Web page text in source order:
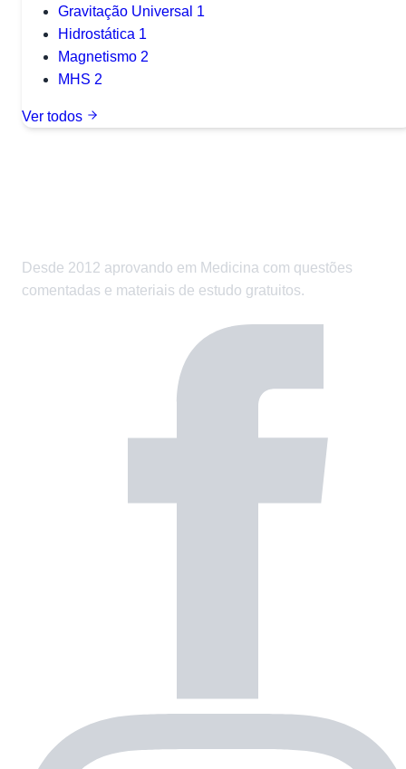
Gravitação Universal 1
Hidrostática 1
Magnetismo 2
MHS 2
Ver todos
Desde 2012 aprovando em Medicina com questões
comentadas e materiais de estudo gratuitos.